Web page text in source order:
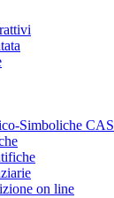
Simboliche CAS
on line